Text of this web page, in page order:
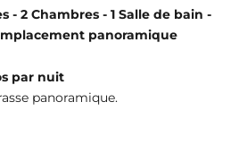
- 2 Chambres - 1 Salle de bain -
panoramique
par nuit
panoramique.